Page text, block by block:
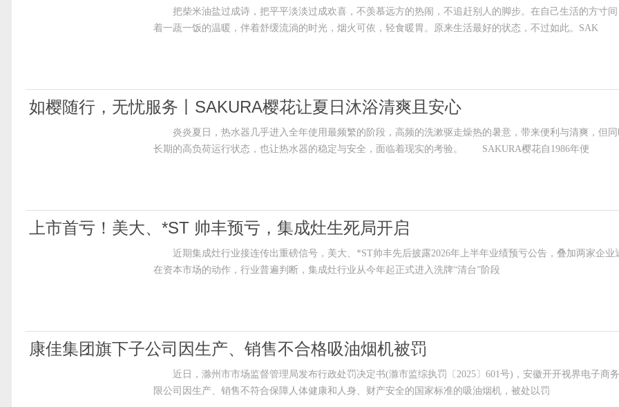
把柴米油盐过成诗，把平平淡淡过成欢喜，不羡慕远方的热闹，不追赶别人的脚步。在自己生活的方寸间
着一蔬一饭的温暖，伴着舒缓流淌的时光，烟火可依，轻食暖胃。原来生活最好的状态，不过如此。SAK
如樱随行，无忧服务丨SAKURA樱花让夏日沐浴清爽且安心
炎炎夏日，热水器几乎进入全年使用最频繁的阶段，高频的洗漱驱走燥热的暑意，带来便利与清爽，但同
长期的高负荷运行状态，也让热水器的稳定与安全，面临着现实的考验。 SAKURA樱花自1986年便
上市首亏！美大、*ST 帅丰预亏，集成灶生死局开启
近期集成灶行业接连传出重磅信号，美大、*ST帅丰先后披露2026年上半年业绩预亏公告，叠加两家企业
在资本市场的动作，行业普遍判断，集成灶行业从今年起正式进入洗牌“清台”阶段
康佳集团旗下子公司因生产、销售不合格吸油烟机被罚
近日，滁州市市场监督管理局发布行政处罚决定书(滁市监综执罚〔2025〕601号)，安徽开开视界电子商
限公司因生产、销售不符合保障人体健康和人身、财产安全的国家标准的吸油烟机，被处以罚